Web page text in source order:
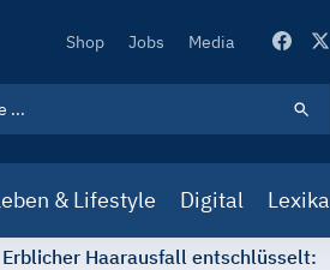
Secondary
Shop Jobs Media
& Lifestyle Digital Lexika
Erblicher Haarausfall entschlüsselt: